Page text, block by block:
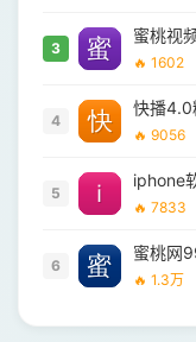
3
蜜桃视
🔥 1602
4
快播4.0
🔥 9056
5
iphone
🔥 7833
6
蜜桃网
🔥 1.3万